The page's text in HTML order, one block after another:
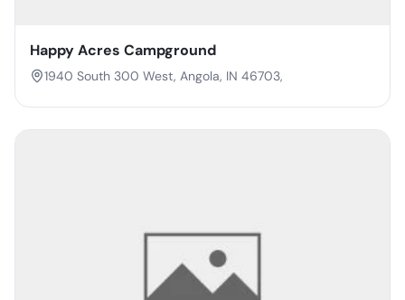
Happy Acres Campground
1940 South 300 West, Angola, IN 46703,